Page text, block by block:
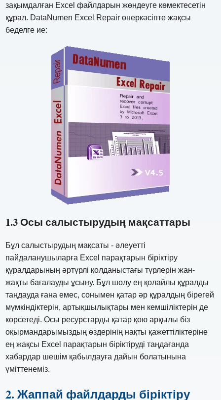
зақымдалған Excel файлдарын жөндеуге көмектесетін
құрал. DataNumen Excel Repair өнеркәсіпте жақсы
беделге ие:
1.3 Осы салыстырудың мақсаттары
Бұл салыстырудың мақсаты - әлеуетті
пайдаланушыларға Excel парақтарын біріктіру
құралдарының әртүрлі қолданыстағы түрлерін жан-
жақты бағалауды ұсыну. Бұл шолу ең қолайлы құралды
таңдауда ғана емес, сонымен қатар әр құралдың бірегей
мүмкіндіктерін, артықшылықтары мен кемшіліктерін де
көрсетеді. Осы ресурстарды қатар қою арқылы біз
оқырмандарымыздың өздерінің нақты қажеттіліктеріне
ең жақсы Excel парақтарын біріктіруді таңдағанда
хабардар шешім қабылдауға дайын болатынына
үміттенеміз.
2. Жаппай файлдарды біріктіру